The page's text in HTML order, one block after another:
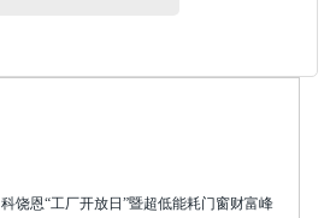
科饶恩“工厂开放日”暨超低能耗门窗财富峰